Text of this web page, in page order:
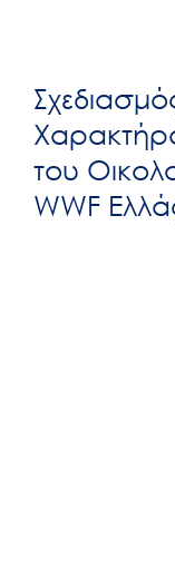
του
WWF